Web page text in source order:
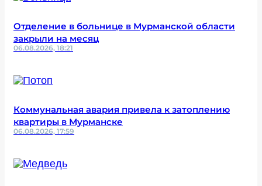
Отделение в больнице в Мурманской области
закрыли на месяц
06.08.2026, 18:21
Коммунальная авария привела к затоплению
квартиры в Мурманске
06.08.2026, 17:59